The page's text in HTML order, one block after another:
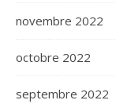
novembre 2022
octobre 2022
septembre 2022